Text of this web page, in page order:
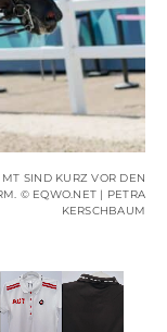
SIND KURZ VOR DEN
© EQWO.NET | PETRA
KERSCHBAUM